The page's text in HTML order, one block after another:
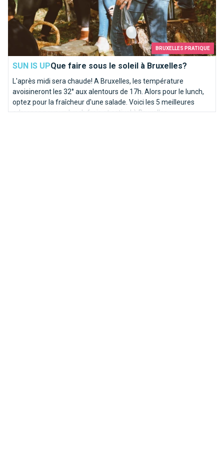
BRUXELLES PRATIQUE
SUN IS UPQue faire sous le soleil à Bruxelles?
L'après midi sera chaude! A Bruxelles, les température
avoisineront les 32° aux alentours de 17h. Alors pour le lunch,
optez pour la fraîcheur d'une salade. Voici les 5 meilleures
adresses pour un lunch frais et estival à Bruxelles.